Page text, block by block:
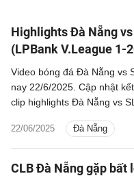
Highlights Đà Nẵng
(LPBank V.League 1-
22/06/2025 Đà Nẵng
Video bóng đá Đà Nẵng vs
nay 22/6/2025. Cập nhật
clip highlights Đà Nẵng vs
CLB Đà Nẵng gặp